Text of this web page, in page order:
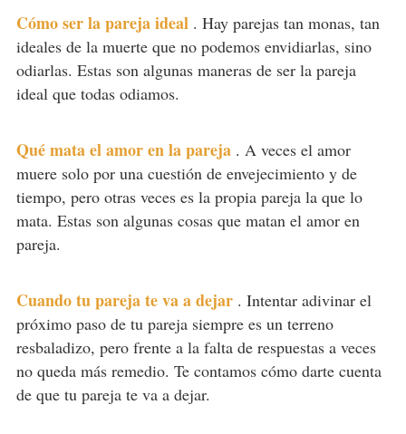
Cómo ser la pareja ideal . Hay parejas tan monas, tan
ideales de la muerte que no podemos envidiarlas, sino
odiarlas. Estas son algunas maneras de ser la pareja
ideal que todas odiamos.
Qué mata el amor en la pareja . A veces el amor
muere solo por una cuestión de envejecimiento y de
tiempo, pero otras veces es la propia pareja la que lo
mata. Estas son algunas cosas que matan el amor en
pareja.
Cuando tu pareja te va a dejar . Intentar adivinar el
próximo paso de tu pareja siempre es un terreno
resbaladizo, pero frente a la falta de respuestas a veces
no queda más remedio. Te contamos cómo darte cuenta
de que tu pareja te va a dejar.